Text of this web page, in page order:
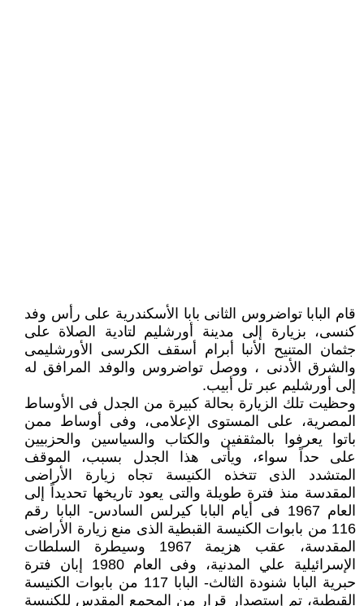
قام البابا تواضروس الثانى بابا الأسكندرية على رأس وفد
كنسى، بزيارة إلى مدينة أورشليم لتادية الصلاة على
جثمان المتنيح الأنبا أبرام أسقف الكرسى الأورشليمى
والشرق الأدنى ، ووصل تواضروس والوفد المرافق له
إلى أورشليم عبر تل أبيب.
وحظيت تلك الزيارة بحالة كبيرة من الجدل فى الأوساط
المصرية، على المستوى الإعلامى، وفى أوساط ممن
باتوا يعرفوا بالمثقفين والكتاب والسياسين والحزبيين
على حداً سواء، ويأتى هذا الجدل بسبب، الموقف
المتشدد الذى تتخذه الكنيسة تجاه زيارة الأراضى
المقدسة منذ فترة طويلة والتى يعود تاريخها تحديداً إلى
العام 1967 فى أيام البابا كيرلس السادس- البابا رقم
116 من بابوات الكنيسة القبطية الذى منع زيارة الأراضى
المقدسة، عقب هزيمة 1967 وسيطرة السلطات
الإسرائيلية علي المدنية، وفى العام 1980 إبان فترة
حبرية البابا شنودة الثالث- البابا 117 من بابوات الكنيسة
القبطية، تم إستصدار قرار من المجمع المقدس للكنيسة